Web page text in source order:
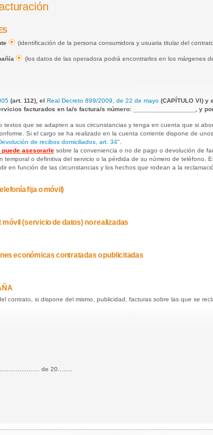
(identificación de la persona consumidora y usuaria titular del
(los datos de las operadora podrá encontrarlos en los márgenes
(art. 112), el Real Decreto 899/2009, de 22 de mayo (CAPÍTULO VI) y
facturados en la/s factura/s número: _________________, y
textos que se adapten a sus circunstancias y tenga en cuenta que si
Si el cargo se ha realizado en la cuenta corriente dispone de
de recibos domiciliados, art. 34".
puede asesorarle sobre la conveniencia o no de pago o devolución de
temporal o definitiva del servicio o la pérdida de su número de teléfono.
en función de las circunstancias y los hechos que rodean a la
fija o móvil)
móvil (servicio de datos) no realizadas
económicas contratadas o publicitadas
contrato, si dispone del mismo, publicidad, facturas sobre las que se
de 20........